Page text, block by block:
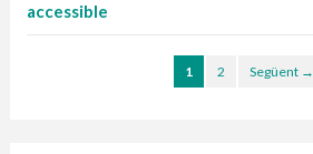
accessible
1 2 Següent →